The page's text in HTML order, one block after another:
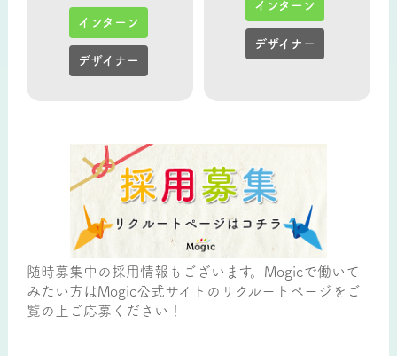
インターン
デザイナー
インターン
デザイナー
随時募集中の採用情報もございます。Mogicで働いて
みたい方はMogic公式サイトのリクルートページをご
覧の上ご応募ください！